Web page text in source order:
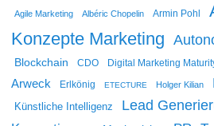
Agile Marketing Albéric Chopelin Armin Pohl
Konzepte Marketing
Blockchain CDO Digital Marketing
Arweck
Erlkönig ETECTURE Holger Kilian
Künstliche Intelligenz Lead